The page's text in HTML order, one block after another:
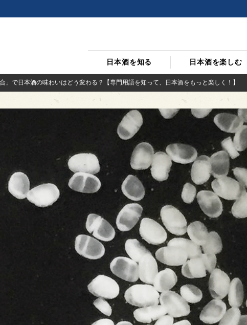
日本酒を知る 日本酒を楽しむ
合」で日本酒の味わいはどう変わる？【専門用語を知って、日本酒をもっと楽しく！】